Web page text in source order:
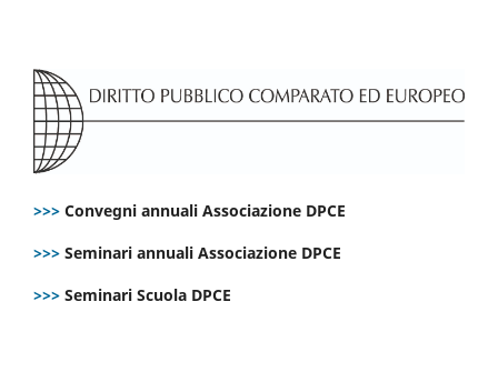
>>> Convegni annuali Associazione DPCE
>>> Seminari annuali Associazione DPCE
>>> Seminari Scuola DPCE